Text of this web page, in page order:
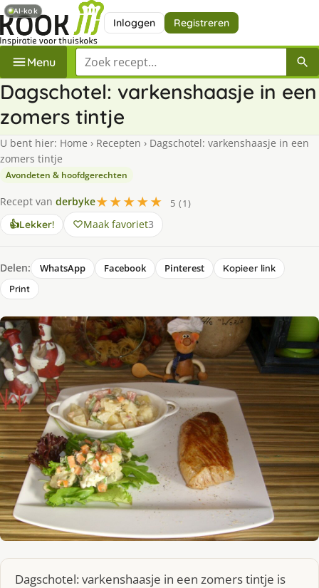
Inloggen Registreren
Menu Zoek een recept
Dagschotel: varkenshaasje in een
zomers tintje
U bent hier: Home › Recepten › Dagschotel: varkenshaasje in een
zomers tintje
Avondeten & hoofdgerechten
Recept van derbyke★★★★★
5 (1)
👍Lekker! Maak favoriet3
Delen: WhatsApp Facebook Pinterest
Kopieer link
Print
Dagschotel: varkenshaasje in een zomers tintje is
AI-kok